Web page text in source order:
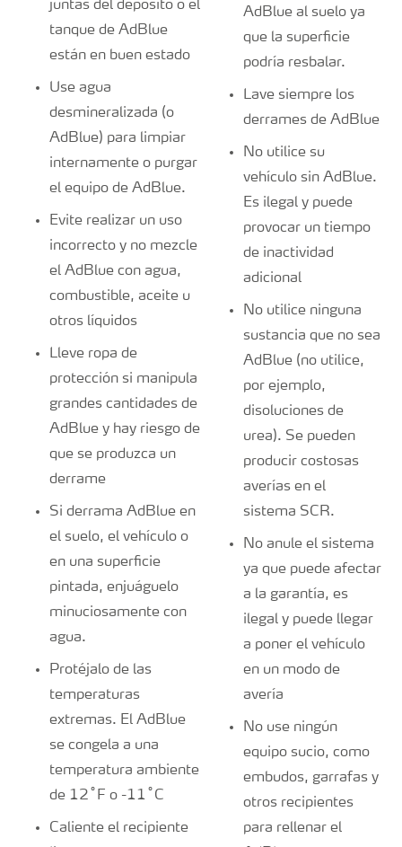
juntas del depósito o el
tanque de AdBlue
están en buen estado
Use agua
desmineralizada (o
AdBlue) para limpiar
internamente o purgar
el equipo de AdBlue.
Evite realizar un uso
incorrecto y no mezcle
el AdBlue con agua,
combustible, aceite u
otros líquidos
Lleve ropa de
protección si manipula
grandes cantidades de
AdBlue y hay riesgo de
que se produzca un
derrame
Si derrama AdBlue en
el suelo, el vehículo o
en una superficie
pintada, enjuáguelo
minuciosamente con
agua.
Protéjalo de las
temperaturas
extremas. El AdBlue
se congela a una
temperatura ambiente
de 12˚F o -11˚C
Caliente el recipiente
AdBlue al suelo ya
que la superficie
podría resbalar.
Lave siempre los
derrames de AdBlue
No utilice su
vehículo sin AdBlue.
Es ilegal y puede
provocar un tiempo
de inactividad
adicional
No utilice ninguna
sustancia que no sea
AdBlue (no utilice,
por ejemplo,
disoluciones de
urea). Se pueden
producir costosas
averías en el
sistema SCR.
No anule el sistema
ya que puede afectar
a la garantía, es
ilegal y puede llegar
a poner el vehículo
en un modo de
avería
No use ningún
equipo sucio, como
embudos, garrafas y
otros recipientes
para rellenar el